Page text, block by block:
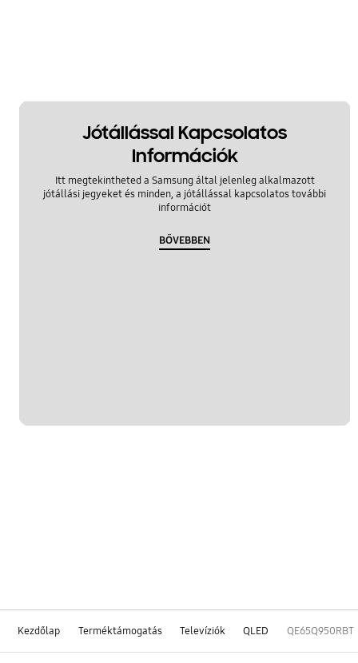
Jótállással Kapcsolatos
Információk
Itt megtekintheted a Samsung által jelenleg alkalmazott
jótállási jegyeket és minden, a jótállással kapcsolatos további
információt
BŐVEBBEN
Kezdőlap Terméktámogatás Televíziók QLED QE65Q950RBT